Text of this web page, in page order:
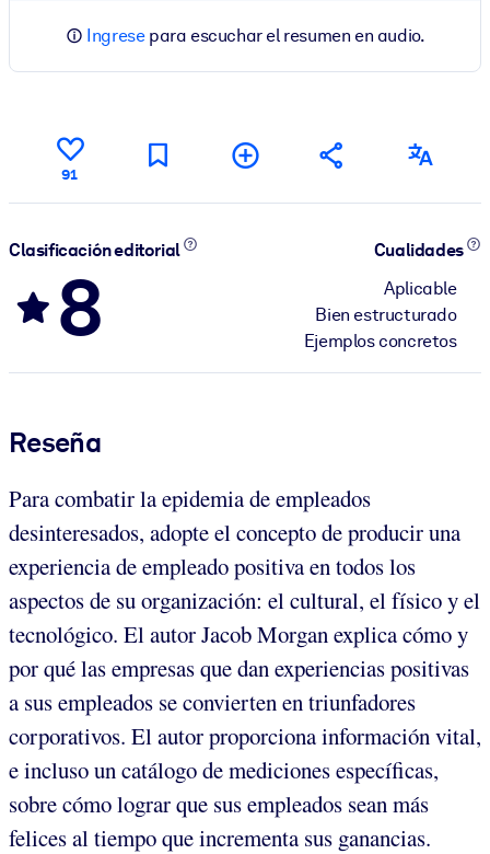
Ingresepara escuchar el resumen en audio.
91
Clasificación editorial
8
Cualidades
Aplicable
Bien estructurado
Ejemplos concretos
Reseña
Para combatir la epidemia de empleados
desinteresados, adopte el concepto de producir una
experiencia de empleado positiva en todos los
aspectos de su organización: el cultural, el físico y el
tecnológico. El autor Jacob Morgan explica cómo y
por qué las empresas que dan experiencias positivas
a sus empleados se convierten en triunfadores
corporativos. El autor proporciona información vital,
e incluso un catálogo de mediciones específicas,
sobre cómo lograr que sus empleados sean más
felices al tiempo que incrementa sus ganancias.